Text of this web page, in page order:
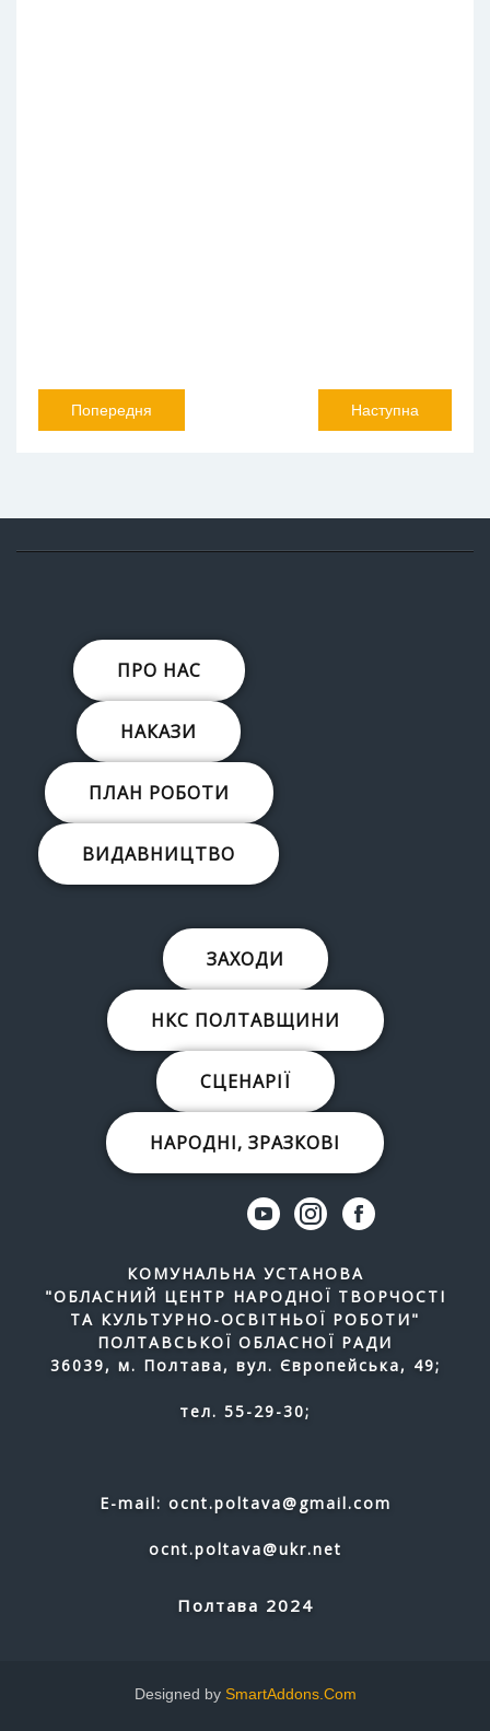
Попередня Наступна
ПРО НАС
НАКАЗИ
ПЛАН РОБОТИ
ВИДАВНИЦТВО
ЗАХОДИ
НКС ПОЛТАВЩИНИ
СЦЕНАРІЇ
НАРОДНІ, ЗРАЗКОВІ
КОМУНАЛЬНА УСТАНОВА
"ОБЛАСНИЙ ЦЕНТР НАРОДНОЇ ТВОРЧОСТІ
ТА КУЛЬТУРНО-ОСВІТНЬОЇ РОБОТИ"
ПОЛТАВСЬКОЇ ОБЛАСНОЇ РАДИ
36039, м. Полтава, вул. Європейська, 49;
тел. 55-29-30;
E-mail: ocnt.poltava@gmail.com
ocnt.poltava@ukr.net
Полтава 2024
Designed by SmartAddons.Com